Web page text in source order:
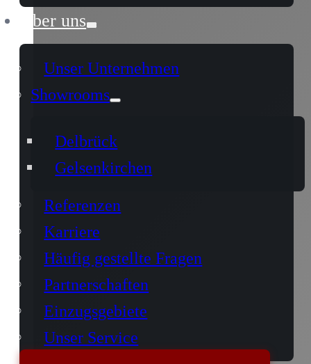
Über uns
Unser Unternehmen
Showrooms
Delbrück
Gelsenkirchen
Referenzen
Karriere
Häufig gestellte Fragen
Partnerschaften
Einzugsgebiete
Unser Service